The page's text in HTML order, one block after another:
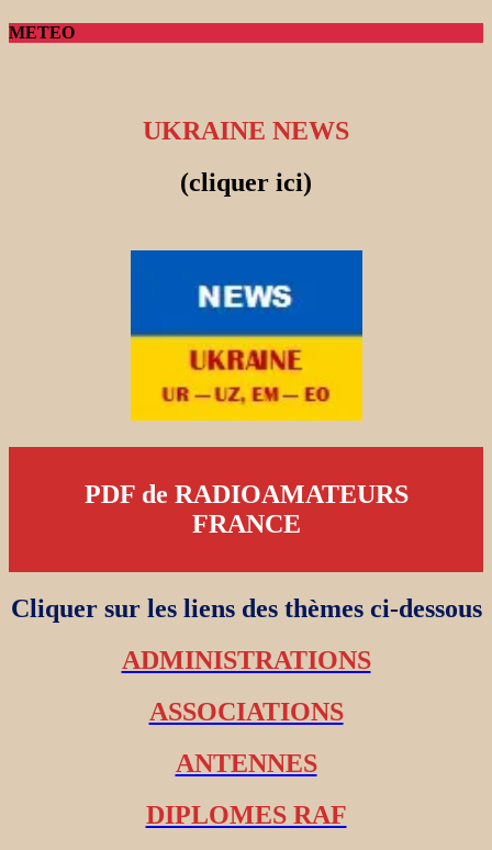
METEO
UKRAINE NEWS
(cliquer ici)
PDF de RADIOAMATEURS
FRANCE
Cliquer sur les liens des thèmes ci-dessous
ADMINISTRATIONS
ASSOCIATIONS
ANTENNES
DIPLOMES RAF